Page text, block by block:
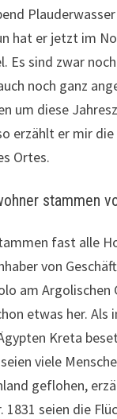
hat er jetzt im
Es sind zwar
noch ganz
um diese
erzählt er mir die
Ortes.
stammen
fast alle
von
am Argolischen
etwas her. Als
Kreta
viele
geflohen,
1831 seien die